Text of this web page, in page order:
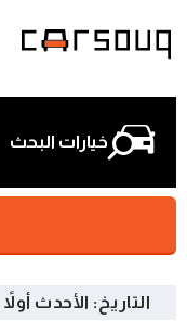
خيارات البحث
التاريخ: الأحدث أولاً